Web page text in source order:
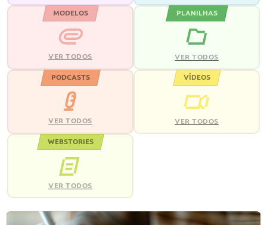
MODELOS
VER TODOS
PLANILHAS
VER TODOS
PODCASTS
VER TODOS
VÍDEOS
VER TODOS
WEBSTORIES
VER TODOS